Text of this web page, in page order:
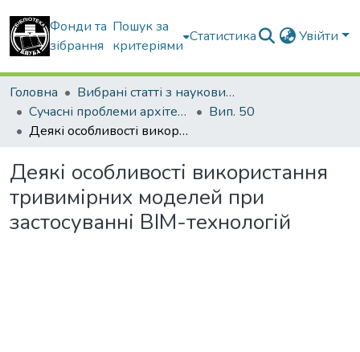
Фонди та
зібрання
Пошук за
критеріями
Статистика Увійти
Головна
Вибрані статті з наукових збірників КНУБА
Сучасні проблеми архітектури та містобудування
Вип. 50
Деякі особливості використання тривимірних моделей при застосуванні ВІМ-технологій
Деякі особливості використання
тривимірних моделей при
застосуванні ВІМ-технологій